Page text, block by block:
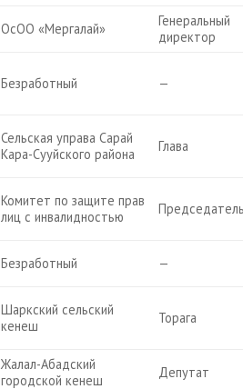
ОсОО «Мергалай»
Генеральный
директор
Безработный —
Сельская управа Сарай
Кара-Сууйского района
Глава
Комитет по защите прав
лиц с инвалидностью
Безработный —
Шаркский сельский
кенеш
Торага
Жалал-Абадский
городской кенеш
Депутат